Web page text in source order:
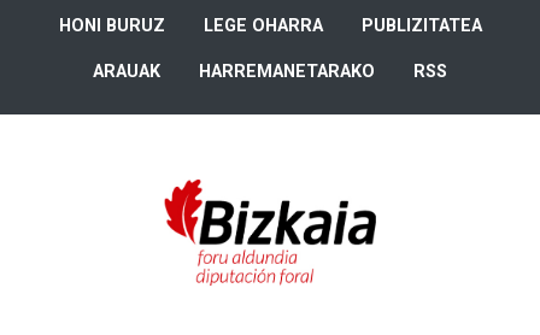
HONI BURUZ LEGE OHARRA PUBLIZITATEA
ARAUAK HARREMANETARAKO RSS